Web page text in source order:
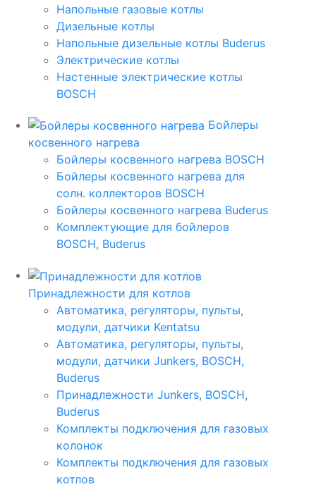
Напольные газовые котлы
Дизельные котлы
Напольные дизельные котлы Buderus
Электрические котлы
Настенные электрические котлы
BOSCH
Бойлеры
косвенного нагрева
Бойлеры косвенного нагрева BOSCH
Бойлеры косвенного нагрева для
солн. коллекторов BOSCH
Бойлеры косвенного нагрева Buderus
Комплектующие для бойлеров
BOSCH, Buderus
Принадлежности для котлов
Автоматика, регуляторы, пульты,
модули, датчики Kentatsu
Автоматика, регуляторы, пульты,
модули, датчики Junkers, BOSCH,
Buderus
Принадлежности Junkers, BOSCH,
Buderus
Комплекты подключения для газовых
колонок
Комплекты подключения для газовых
котлов